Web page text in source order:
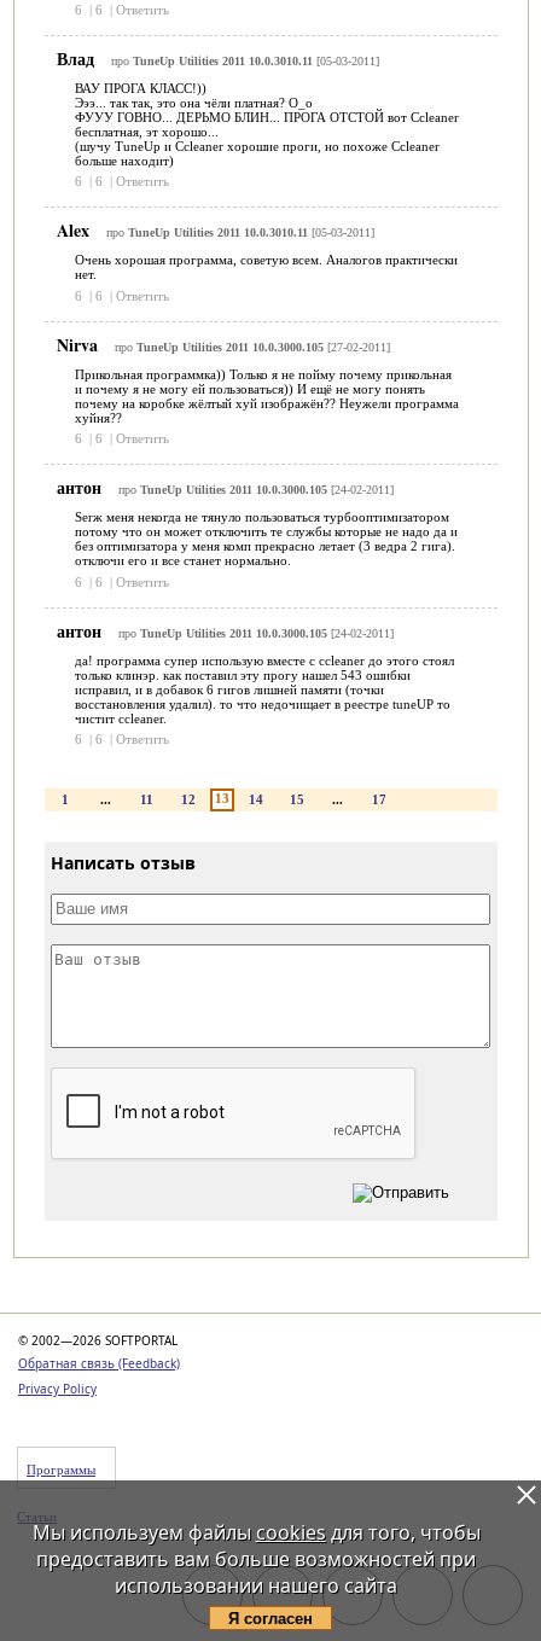
6
| 6 | Ответить
Влад про TuneUp Utilities 2011 10.0.3010.11 [05-03-2011]
ВАУ ПРОГА КЛАСС!))
Эээ... так так, это она чёли платная? О_о
ФУУУ ГОВНО... ДЕРЬМО БЛИН... ПРОГА ОТСТОЙ вот Ccleaner
бесплатная, эт хорошо...
(шучу TuneUp и Ccleaner хорошие проги, но похоже Ccleaner
больше находит)
6
| 6 | Ответить
Alex про TuneUp Utilities 2011 10.0.3010.11 [05-03-2011]
Очень хорошая программа, советую всем. Аналогов практически
нет.
6
| 6 | Ответить
Nirva про TuneUp Utilities 2011 10.0.3000.105[27-02-2011]
Прикольная программка)) Только я не пойму почему прикольная
и почему я не могу ей пользоваться)) И ещё не могу понять
почему на коробке жёлтый хуй изображён?? Неужели программа
хуйня??
6
| 6 | Ответить
антон про TuneUp Utilities 2011 10.0.3000.105[24-02-2011]
Serж меня некогда не тянуло пользоваться турбооптимизатором
потому что он может отключить те службы которые не надо да и
без оптимизатора у меня комп прекрасно летает (3 ведра 2 гига).
отключи его и все станет нормально.
6
| 6 | Ответить
антон про TuneUp Utilities 2011 10.0.3000.105[24-02-2011]
да! программа супер использую вместе с ccleaner до этого стоял
только клинэр. как поставил эту прогу нашел 543 ошибки
исправил, и в добавок 6 гигов лишней памяти (точки
восстановления удалил). то что недочищает в реестре tuneUP то
чистит ccleaner.
6
| 6 | Ответить
1 ... 11 12 13 14 15 ... 17
Написать отзыв
© 2002—2026 SOFTPORTAL
Обратная связь (Feedback)
Privacy Policy
Программы
Статьи
Мы используем файлы cookiesдля того, чтобы
предоставить вам больше возможностей при
использовании нашего сайта